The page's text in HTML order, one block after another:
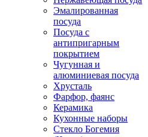
Эмалированная
посуда
Посуда с
антипригарным
покрытием
Чугунная и
алюминиевая посуда
Хрусталь
Фарфор, фаянс
Керамика
Кухонные наборы
Стекло Богемия